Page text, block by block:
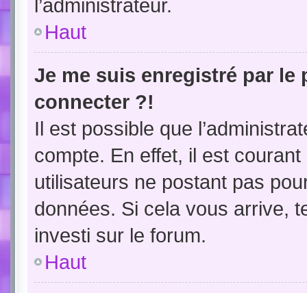
l’administrateur.
Haut
Je me suis enregistré par le
connecter ?!
Il est possible que
compte. En effet, il est
utilisateurs ne postant pas
données. Si cela vous arrive,
investi sur le forum.
Haut